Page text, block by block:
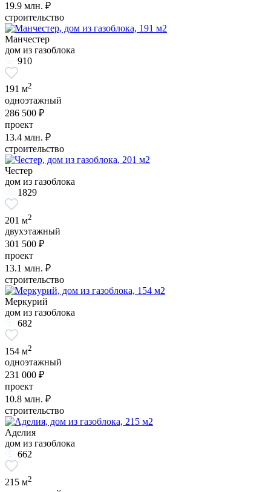
19.9 млн. ₽
строительство
Манчестер
дом из газоблока
910
191 м2
одноэтажный
286 500 ₽
проект
13.4 млн. ₽
строительство
Честер
дом из газоблока
1829
201 м2
двухэтажный
301 500 ₽
проект
13.1 млн. ₽
строительство
Меркурий
дом из газоблока
682
154 м2
одноэтажный
231 000 ₽
проект
10.8 млн. ₽
строительство
Аделия
дом из газоблока
662
215 м2